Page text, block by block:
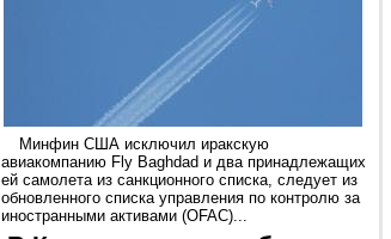
Минфин США исключил иракскую
авиакомпанию Fly Baghdad и два принадлежащих
ей самолета из санкционного списка, следует из
обновленного списка управления по контролю за
иностранными активами (OFAC)...